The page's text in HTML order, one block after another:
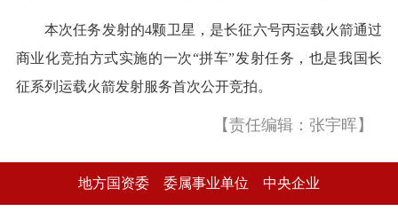
本次任务发射的4颗卫星，是长征六号丙运载火箭通过
商业化竞拍方式实施的一次“拼车”发射任务，也是我国长
征系列运载火箭发射服务首次公开竞拍。
【责任编辑：张宇晖】
地方国资委 委属事业单位 中央企业